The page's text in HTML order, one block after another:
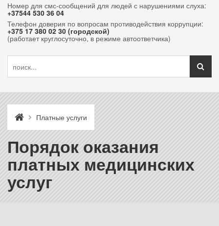
Номер для смс-сообщений для людей с нарушениями слуха:
+37544 530 36 04
Телефон доверия по вопросам противодействия коррупции:
+375 17 380 02 30 (городской)
(работает круглосуточно, в режиме автоответчика)
Платные услуги
Порядок оказания
платных медицинских
услуг